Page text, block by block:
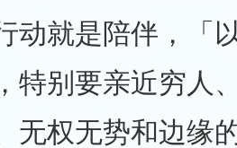
动就是陪伴，「
特别要亲近穷人
无权无势和边缘